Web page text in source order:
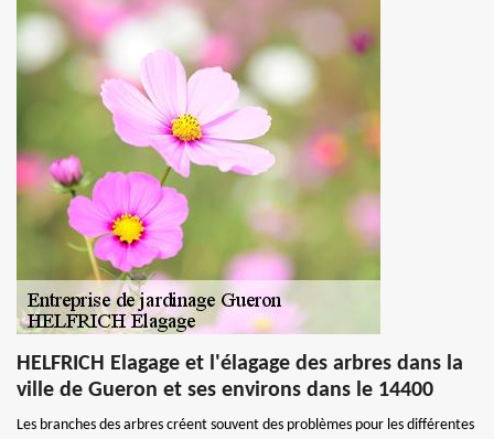
HELFRICH Elagage et l'élagage des arbres dans la
ville de Gueron et ses environs dans le 14400
Les branches des arbres créent souvent des problèmes pour les différentes